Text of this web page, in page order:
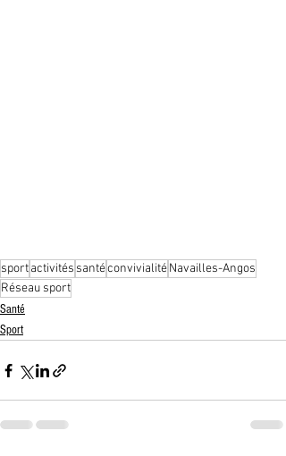
sportactivités santéconvivialitéNavailles-Angos
Réseau sport
Santé
Sport